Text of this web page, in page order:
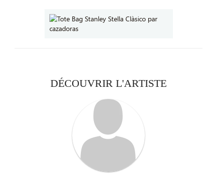
DÉCOUVRIR L'ARTISTE